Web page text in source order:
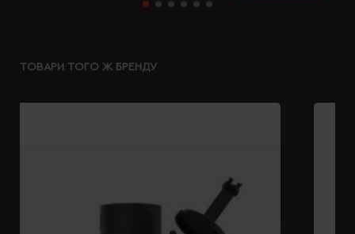
ТОВАРИ ТОГО Ж БРЕНДУ